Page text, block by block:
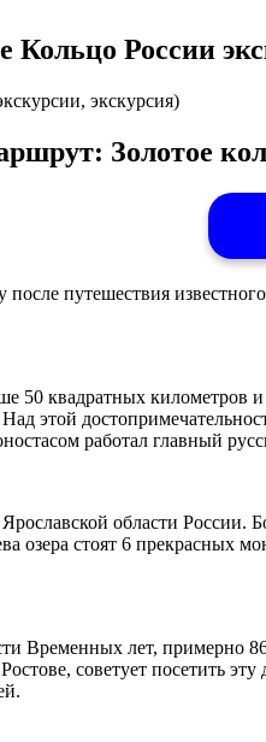
Кольцо России
экскурсия)
Золотое
путешествия
50 квадратных километров
этой
работал главный
области России.
озера стоят 6 прекрасных
Временных лет, примерно
советует посетить